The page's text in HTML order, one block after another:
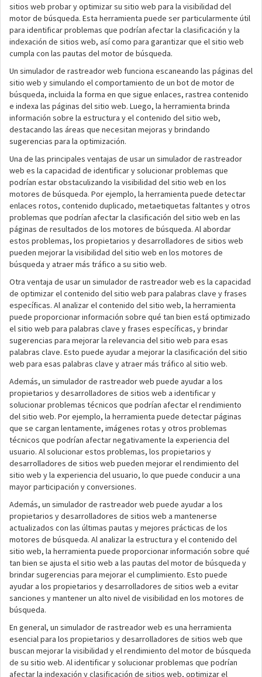
sitios web probar y optimizar su sitio web para la visibilidad del
motor de búsqueda. Esta herramienta puede ser particularmente útil
para identificar problemas que podrían afectar la clasificación y la
indexación de sitios web, así como para garantizar que el sitio web
cumpla con las pautas del motor de búsqueda.
Un simulador de rastreador web funciona escaneando las páginas del
sitio web y simulando el comportamiento de un bot de motor de
búsqueda, incluida la forma en que sigue enlaces, rastrea contenido
e indexa las páginas del sitio web. Luego, la herramienta brinda
información sobre la estructura y el contenido del sitio web,
destacando las áreas que necesitan mejoras y brindando
sugerencias para la optimización.
Una de las principales ventajas de usar un simulador de rastreador
web es la capacidad de identificar y solucionar problemas que
podrían estar obstaculizando la visibilidad del sitio web en los
motores de búsqueda. Por ejemplo, la herramienta puede detectar
enlaces rotos, contenido duplicado, metaetiquetas faltantes y otros
problemas que podrían afectar la clasificación del sitio web en las
páginas de resultados de los motores de búsqueda. Al abordar
estos problemas, los propietarios y desarrolladores de sitios web
pueden mejorar la visibilidad del sitio web en los motores de
búsqueda y atraer más tráfico a su sitio web.
Otra ventaja de usar un simulador de rastreador web es la capacidad
de optimizar el contenido del sitio web para palabras clave y frases
específicas. Al analizar el contenido del sitio web, la herramienta
puede proporcionar información sobre qué tan bien está optimizado
el sitio web para palabras clave y frases específicas, y brindar
sugerencias para mejorar la relevancia del sitio web para esas
palabras clave. Esto puede ayudar a mejorar la clasificación del sitio
web para esas palabras clave y atraer más tráfico al sitio web.
Además, un simulador de rastreador web puede ayudar a los
propietarios y desarrolladores de sitios web a identificar y
solucionar problemas técnicos que podrían afectar el rendimiento
del sitio web. Por ejemplo, la herramienta puede detectar páginas
que se cargan lentamente, imágenes rotas y otros problemas
técnicos que podrían afectar negativamente la experiencia del
usuario. Al solucionar estos problemas, los propietarios y
desarrolladores de sitios web pueden mejorar el rendimiento del
sitio web y la experiencia del usuario, lo que puede conducir a una
mayor participación y conversiones.
Además, un simulador de rastreador web puede ayudar a los
propietarios y desarrolladores de sitios web a mantenerse
actualizados con las últimas pautas y mejores prácticas de los
motores de búsqueda. Al analizar la estructura y el contenido del
sitio web, la herramienta puede proporcionar información sobre qué
tan bien se ajusta el sitio web a las pautas del motor de búsqueda y
brindar sugerencias para mejorar el cumplimiento. Esto puede
ayudar a los propietarios y desarrolladores de sitios web a evitar
sanciones y mantener un alto nivel de visibilidad en los motores de
búsqueda.
En general, un simulador de rastreador web es una herramienta
esencial para los propietarios y desarrolladores de sitios web que
buscan mejorar la visibilidad y el rendimiento del motor de búsqueda
de su sitio web. Al identificar y solucionar problemas que podrían
afectar la indexación y clasificación de sitios web, optimizar el